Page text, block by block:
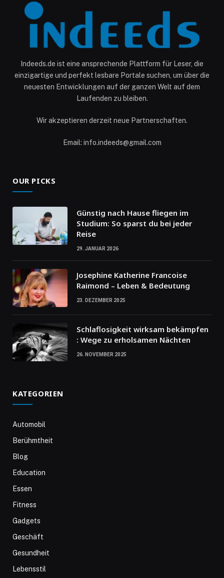
Indeeds.de ist eine ansprechende Plattform für Leser, die
einzigartige und perfekt lesbare Portale suchen, um über die
neuesten Entwicklungen auf der ganzen Welt auf dem
Laufenden zu bleiben.
Wir akzeptieren derzeit neue Partnerschaften.
Email: info.indeeds@gmail.com
OUR PICKS
Günstig nach Hause fliegen im
Studium: So sparst du bei jeder
Reise
29. JANUAR 2026
Josephine Katherine Francoise
Raimond – Leben & Bedeutung
23. DEZEMBER 2025
Schlaflosigkeit wirksam bekämpfen
: Wege zu erholsamen Nächten
26. NOVEMBER 2025
KATEGORIEN
Automobil
Berühmtheit
Blog
Education
Essen
Fitness
Gadgets
Geschäft
Gesundheit
Lebensstil